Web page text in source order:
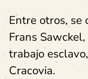
Entre otros, se
Frans
trabajo
Cracovia.